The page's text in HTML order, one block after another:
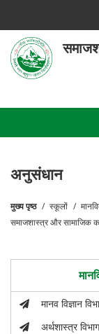
main
content
एक
अनुसंधान
पग
मुख्य पृष्ठ स्कूलों
समाजशास्त्र और सामाजिक
मानव विज्ञान
अर्थशास्त्र